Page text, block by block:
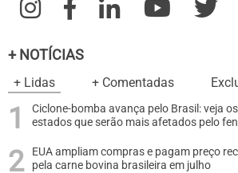
+ NOTÍCIAS
+ Lidas + Comentadas
Ciclone-bomba avança pelo Brasil: veja os
estados que serão mais afetados pelo
EUA ampliam compras e pagam preço
pela carne bovina brasileira em julho